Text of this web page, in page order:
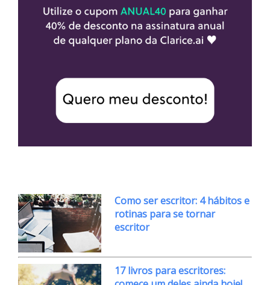
Como ser escritor: 4 hábitos e
rotinas para se tornar
escritor
17 livros para escritores: